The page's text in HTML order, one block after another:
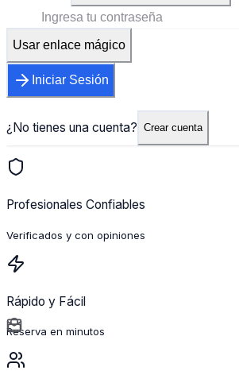
Usar enlace mágico
Iniciar Sesión
¿No tienes una cuenta? Crear cuenta
Profesionales Confiables
Verificados y con opiniones
Rápido y Fácil
Reserva en minutos